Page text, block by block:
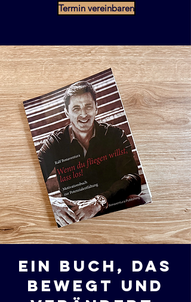
Termin vereinbaren
Ein Buch, das
bewegt Und